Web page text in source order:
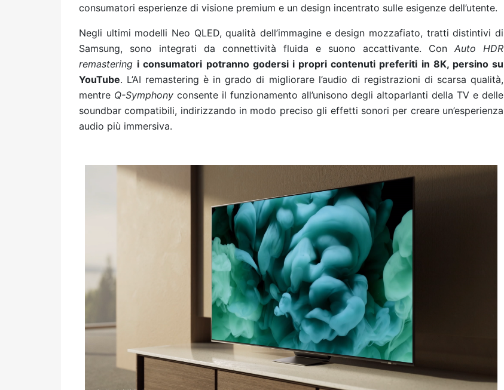
consumatori esperienze di visione premium e un design incentrato sulle esigenze dell’utente.
Negli ultimi modelli Neo QLED, qualità dell’immagine e design mozzafiato, tratti distintivi di
Samsung, sono integrati da connettività fluida e suono accattivante. Con Auto HDR
remastering i consumatori potranno godersi i propri contenuti preferiti in 8K, persino su
YouTube. L’AI remastering è in grado di migliorare l’audio di registrazioni di scarsa qualità,
mentre Q-Symphonyconsente il funzionamento all’unisono degli altoparlanti della TV e delle
soundbar compatibili, indirizzando in modo preciso gli effetti sonori per creare un’esperienza
audio più immersiva.